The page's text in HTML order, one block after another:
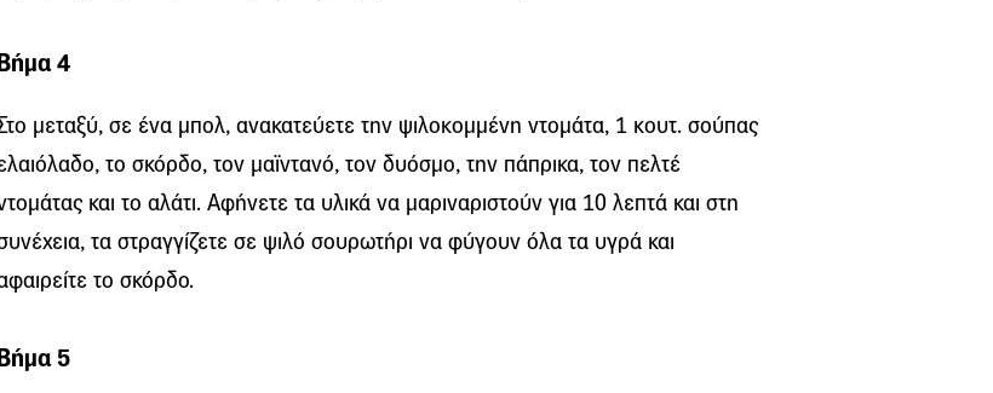
4
μεταξύ, σε ένα μπολ, ανακατεύετε την ψιλοκομμένη ντομάτα, 1 κουτ. σούπας
το σκόρδο, τον μαϊντανό, τον δυόσμο, την πάπρικα, τον πελτέ
και το αλάτι. Αφήνετε τα υλικά να μαριναριστούν για 10 λεπτά και στη
τα στραγγίζετε σε ψιλό σουρωτήρι να φύγουν όλα τα υγρά και
το σκόρδο.
5